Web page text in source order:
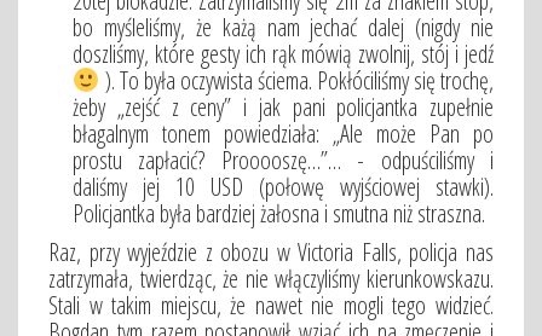
bo myśleliśmy, że każą nam jechać dalej (nigdy nie
doszliśmy, które gesty ich rąk mówią zwolnij, stój i jedź
). To była oczywista ściema. Pokłóciliśmy się trochę,
żeby „zejść z ceny” i jak pani policjantka zupełnie
błagalnym tonem powiedziała: „Ale może Pan po
prostu zapłacić? Prooooszę…”… - odpuściliśmy i
daliśmy jej 10 USD (połowę wyjściowej stawki).
Policjantka była bardziej żałosna i smutna niż straszna.
Raz, przy wyjeździe z obozu w Victoria Falls, policja nas
zatrzymała, twierdząc, że nie włączyliśmy kierunkowskazu.
Stali w takim miejscu, że nawet nie mogli tego widzieć.